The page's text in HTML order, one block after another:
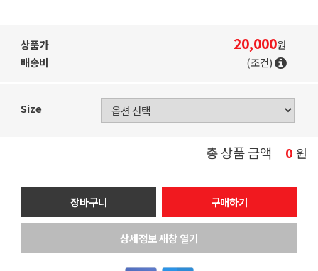
상품가 20,000원
배송비
(조건)
Size
총 상품 금액 0 원
장바구니 구매하기
상세정보 새창 열기